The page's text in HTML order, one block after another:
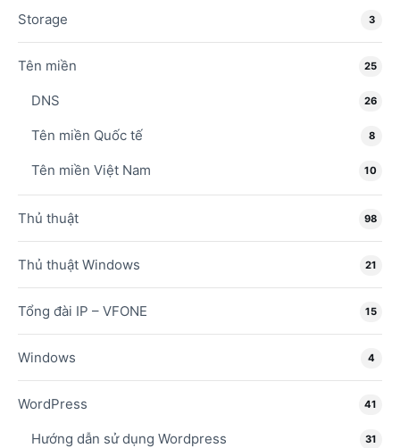
Storage 3
Tên miền 25
DNS 26
Tên miền Quốc tế 8
Tên miền Việt Nam 10
Thủ thuật 98
Thủ thuật Windows 21
Tổng đài IP – VFONE 15
Windows 4
WordPress 41
Hướng dẫn sử dụng Wordpress 31